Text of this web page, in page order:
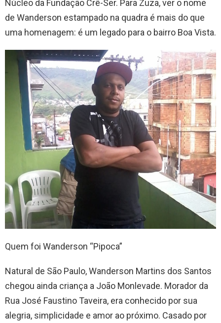
Núcleo da Fundação Crê-Ser. Para Zuza, ver o nome
de Wanderson estampado na quadra é mais do que
uma homenagem: é um legado para o bairro Boa Vista.
Quem foi Wanderson “Pipoca”
Natural de São Paulo, Wanderson Martins dos Santos
chegou ainda criança a João Monlevade. Morador da
Rua José Faustino Taveira, era conhecido por sua
alegria, simplicidade e amor ao próximo. Casado por